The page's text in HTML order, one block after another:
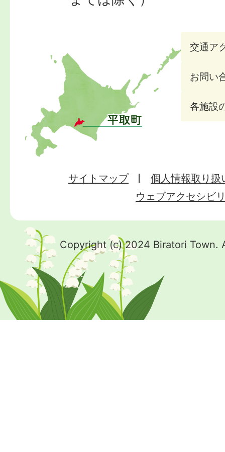
交通ア
お問い
各施設
サイトマップ
個人情報取り扱
ウェブアクセシビ
Copyright (c) 2024 Biratori Town.